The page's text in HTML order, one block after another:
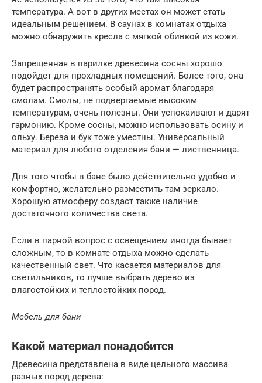
температура. А вот в других местах он может стать
идеальным решением. В саунах в комнатах отдыха
можно обнаружить кресла с мягкой обивкой из кожи.
Запрещенная в парилке древесина сосны хорошо
подойдет для прохладных помещений. Более того, она
будет распространять особый аромат благодаря
смолам. Смолы, не подвергаемые высоким
температурам, очень полезны. Они успокаивают и дарят
гармонию. Кроме сосны, можно использовать осину и
ольху. Береза и бук тоже уместны. Универсальный
материал для любого отделения бани — лиственница.
Для того чтобы в бане было действительно удобно и
комфортно, желательно разместить там зеркало.
Хорошую атмосферу создаст также наличие
достаточного количества света.
Если в парной вопрос с освещением иногда бывает
сложным, то в комнате отдыха можно сделать
качественный свет. Что касается материалов для
светильников, то лучше выбрать дерево из
влагостойких и теплостойких пород.
Мебель для бани
Какой материал понадобится
Древесина представлена в виде цельного массива
разных пород дерева: